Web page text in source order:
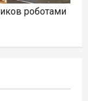
роботами